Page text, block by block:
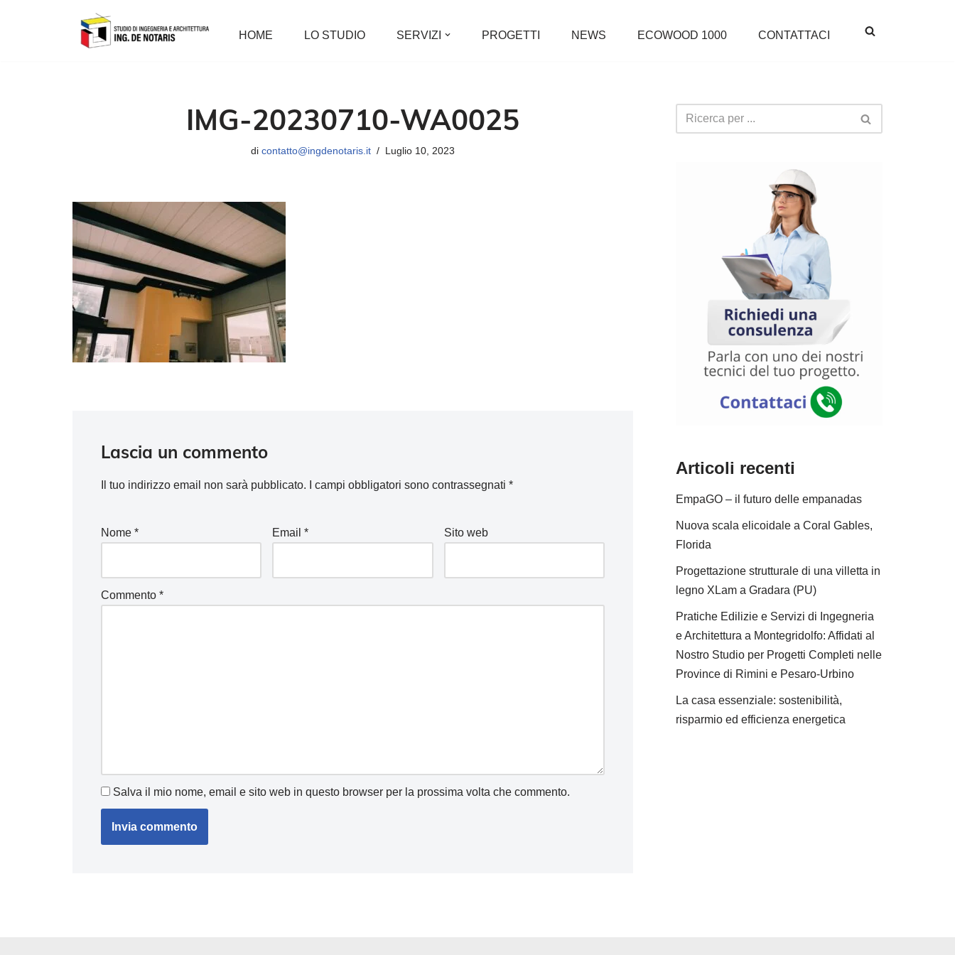
HOME LO STUDIO SERVIZI PROGETTI NEWS ECOWOOD 1000 CONTATTACI
IMG-20230710-WA0025
di contatto@ingdenotaris.it Luglio 10, 2023
Lascia un commento
Il tuo indirizzo email non sarà pubblicato. I campi obbligatori sono contrassegnati *
Nome * Email* Sito web
Commento *
Salva il mio nome, email e sito web in questo browser per la prossima volta che commento.
Articoli recenti
EmpaGO – il futuro delle empanadas
Nuova scala elicoidale a Coral Gables,
Florida
Progettazione strutturale di una villetta in
legno XLam a Gradara (PU)
Pratiche Edilizie e Servizi di Ingegneria
e Architettura a Montegridolfo: Affidati al
Nostro Studio per Progetti Completi nelle
Province di Rimini e Pesaro-Urbino
La casa essenziale: sostenibilità,
risparmio ed efficienza energetica